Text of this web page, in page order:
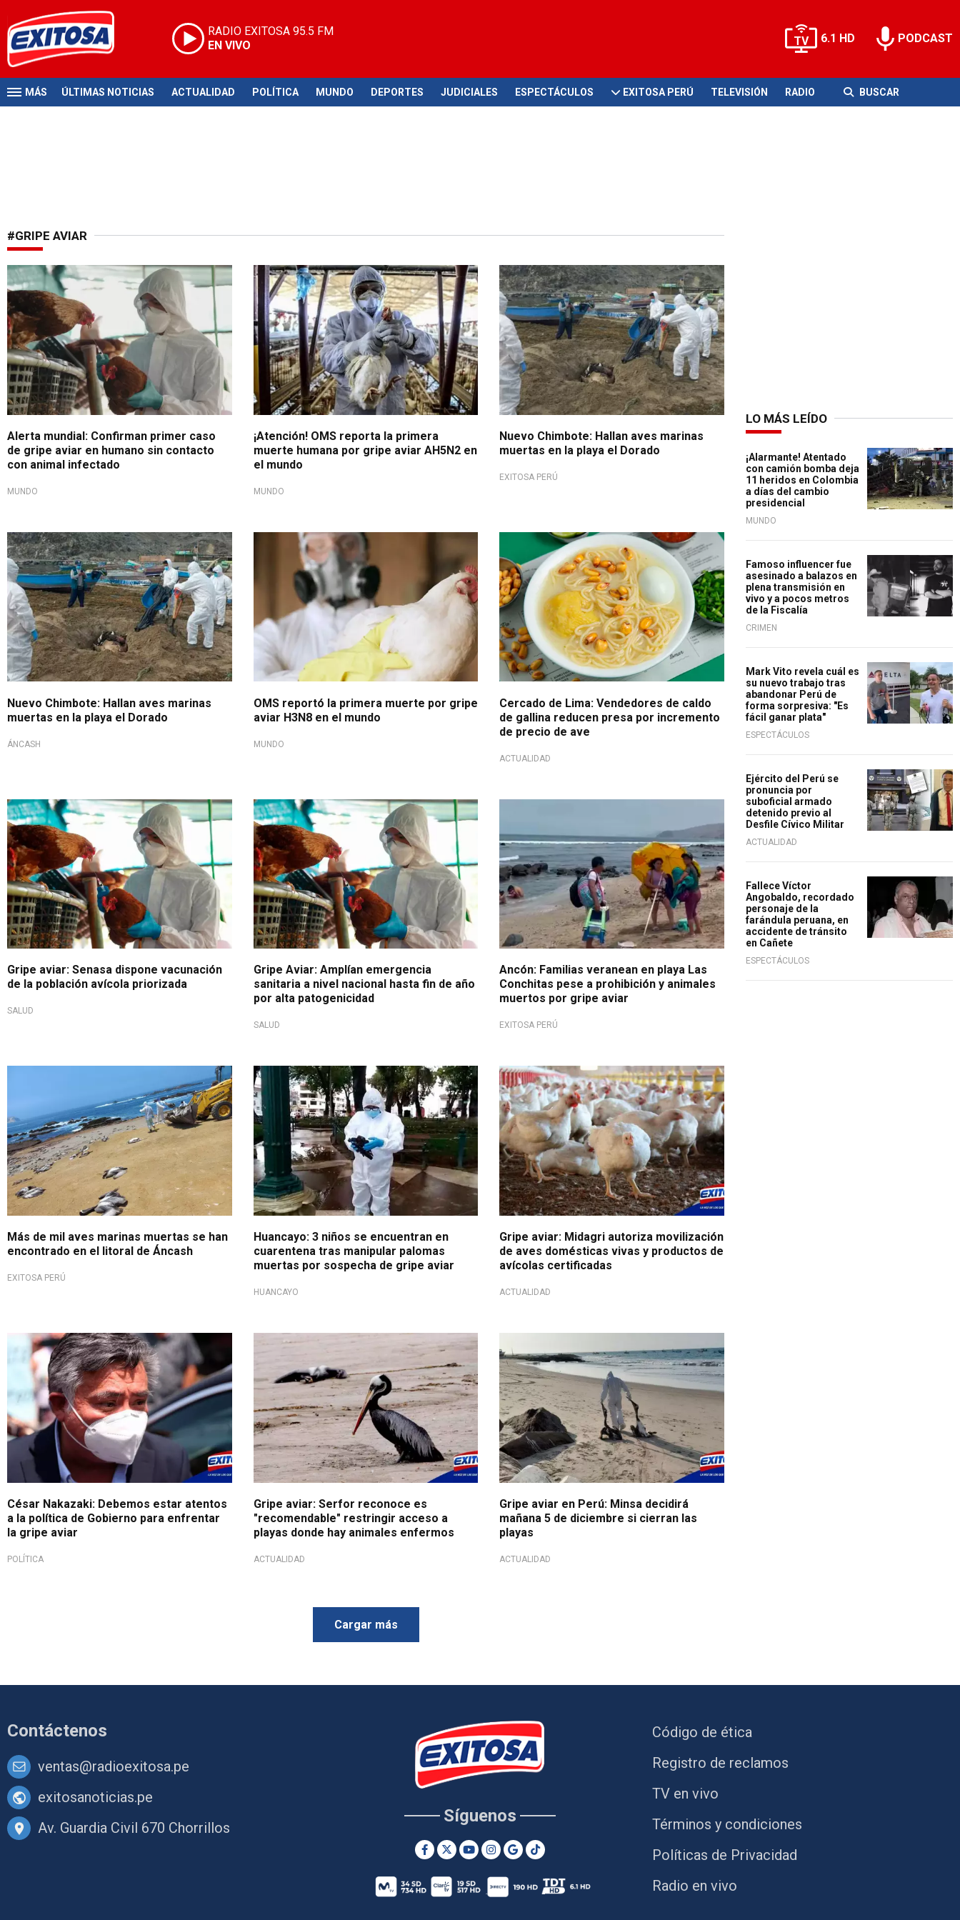
RADIO EXITOSA 95.5 FM
EN VIVO
6.1 HD PODCAST
MÁS ÚLTIMAS NOTICIAS ACTUALIDAD POLÍTICA MUNDO DEPORTES JUDICIALES ESPECTÁCULOS EXITOSA PERÚ TELEVISIÓN RADIO BUSCAR
#GRIPE AVIAR
Preocupante situación
Alerta mundial: Confirman primer caso
de gripe aviar en humano sin contacto
con animal infectado
MUNDO
Ocurrió en México
¡Atención! OMS reporta la primera
muerte humana por gripe aviar AH5N2 en
el mundo
MUNDO
¡Indignante!
Nuevo Chimbote: Hallan aves marinas
muertas en la playa el Dorado
EXITOSA PERÚ
Gran preocupación
Nuevo Chimbote: Hallan aves marinas
muertas en la playa el Dorado
ÁNCASH
OMS reportó la primera muerte por gripe
aviar H3N8 en el mundo
MUNDO
Tras advertencia de Avisur
Cercado de Lima: Vendedores de caldo
de gallina reducen presa por incremento
de precio de ave
ACTUALIDAD
Inmunización a aves
Gripe aviar: Senasa dispone vacunación
de la población avícola priorizada
SALUD
Se implementarán nuevas medidas
Gripe Aviar: Amplían emergencia
sanitaria a nivel nacional hasta fin de año
por alta patogenicidad
SALUD
Ancón: Familias veranean en playa Las
Conchitas pese a prohibición y animales
muertos por gripe aviar
EXITOSA PERÚ
Más de mil aves marinas muertas se han
encontrado en el litoral de Áncash
EXITOSA PERÚ
Casos en aumento
Huancayo: 3 niños se encuentran en
cuarentena tras manipular palomas
muertas por sospecha de gripe aviar
HUANCAYO
Gripe aviar: Midagri autoriza movilización
de aves domésticas vivas y productos de
avícolas certificadas
ACTUALIDAD
César Nakazaki: Debemos estar atentos
a la política de Gobierno para enfrentar
la gripe aviar
POLÍTICA
Gripe aviar: Serfor reconoce es
"recomendable" restringir acceso a
playas donde hay animales enfermos
ACTUALIDAD
Gripe aviar en Perú: Minsa decidirá
mañana 5 de diciembre si cierran las
playas
ACTUALIDAD
Cargar más
LO MÁS LEÍDO
¡Alarmante! Atentado
con camión bomba deja
11 heridos en Colombia
a días del cambio
presidencial
MUNDO
Famoso influencer fue
asesinado a balazos en
plena transmisión en
vivo y a pocos metros
de la Fiscalía
CRIMEN
Mark Vito revela cuál es
su nuevo trabajo tras
abandonar Perú de
forma sorpresiva: "Es
fácil ganar plata"
ESPECTÁCULOS
Ejército del Perú se
pronuncia por
suboficial armado
detenido previo al
Desfile Cívico Militar
ACTUALIDAD
Fallece Víctor
Angobaldo, recordado
personaje de la
farándula peruana, en
accidente de tránsito
en Cañete
ESPECTÁCULOS
Contáctenos
ventas@radioexitosa.pe
exitosanoticias.pe
Av. Guardia Civil 670 Chorrillos
Síguenos
Código de ética
Registro de reclamos
TV en vivo
Términos y condiciones
Políticas de Privacidad
Radio en vivo